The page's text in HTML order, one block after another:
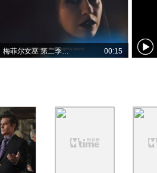
00:15
梅菲尔女巫 第二季先导预告